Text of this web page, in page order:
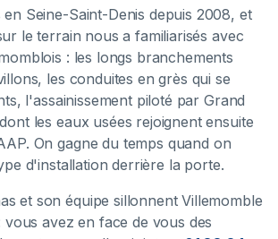
Seine-Saint-Denis depuis 2008, et
le terrain nous a familiarisés avec
: les longs branchements
les conduites en grès qui se
l'assainissement piloté par Grand
les eaux usées rejoignent ensuite
On gagne du temps quand on
d'installation derrière la porte.
et son équipe sillonnent Villemomble
vous avez en face de vous des